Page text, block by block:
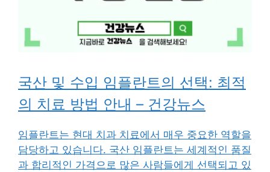
국산 및 수입 임플란트의 선택: 최적
의 치료 방법 안내 – 건강뉴스
임플란트는 현대 치과 치료에서 매우 중요한 역할을
담당하고 있습니다. 국산 임플란트는 세계적인 품질
과 합리적인 가격으로 많은 사람들에게 선택되고 있